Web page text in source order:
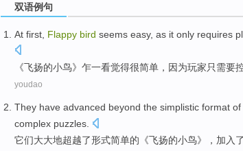
双语例句
At first, Flappy bird seems easy, as it only requires
《飞扬的小鸟》乍一看觉得很简单 ， 因为玩家只 需要
youdao
They have advanced beyond the simplistic format of
complex puzzles.
它们大大地超越了形式简单的 《飞扬的小鸟》，加入